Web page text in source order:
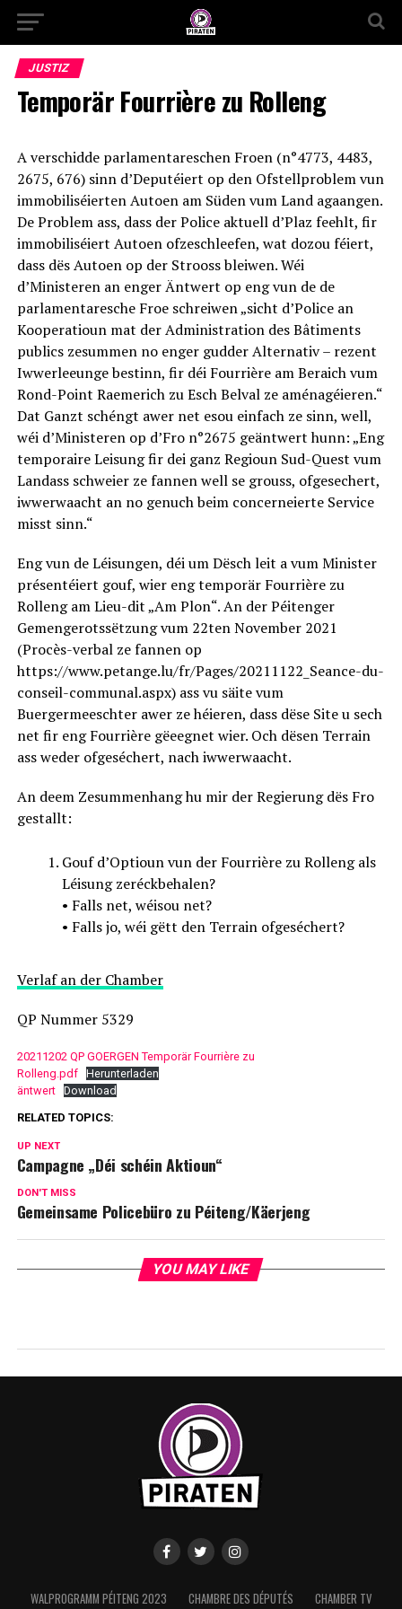
JUSTIZ
Temporär Fourrière zu Rolleng
A verschidde parlamentareschen Froen (n°4773, 4483,
2675, 676) sinn d’Deputéiert op den Ofstellproblem vun
immobiliséierten Autoen am Süden vum Land agaangen.
De Problem ass, dass der Police aktuell d’Plaz feehlt, fir
immobiliséiert Autoen ofzeschleefen, wat dozou féiert,
dass dës Autoen op der Strooss bleiwen. Wéi
d’Ministeren an enger Äntwert op eng vun de de
parlamentaresche Froe schreiwen „sicht d’Police an
Kooperatioun mat der Administration des Bâtiments
publics zesummen no enger gudder Alternativ – rezent
Iwwerleeunge bestinn, fir déi Fourrière am Beraich vum
Rond-Point Raemerich zu Esch Belval ze aménagéieren.“
Dat Ganzt schéngt awer net esou einfach ze sinn, well,
wéi d’Ministeren op d’Fro n°2675 geäntwert hunn: „Eng
temporaire Leisung fir dei ganz Regioun Sud-Quest vum
Landass schweier ze fannen well se grouss, ofgesechert,
iwwerwaacht an no genuch beim concerneierte Service
misst sinn.“
Eng vun de Léisungen, déi um Dësch leit a vum Minister
présentéiert gouf, wier eng temporär Fourrière zu
Rolleng am Lieu-dit „Am Plon“. An der Péitenger
Gemengerotssëtzung vum 22ten November 2021
(Procès-verbal ze fannen op
https://www.petange.lu/fr/Pages/20211122_Seance-du-
conseil-communal.aspx) ass vu säite vum
Buergermeeschter awer ze héieren, dass dëse Site u sech
net fir eng Fourrière gëeegnet wier. Och dësen Terrain
ass weder ofgeséchert, nach iwwerwaacht.
An deem Zesummenhang hu mir der Regierung dës Fro
gestallt:
Gouf d’Optioun vun der Fourrière zu Rolleng als
Léisung zeréckbehalen?
• Falls net, wéisou net?
• Falls jo, wéi gëtt den Terrain ofgeséchert?
Verlaf an der Chamber
QP Nummer 5329
20211202 QP GOERGEN Temporär Fourrière zu
Rolleng.pdf
Herunterladen
äntwert
Download
RELATED TOPICS:
UP NEXT
Campagne „Déi schéin Aktioun“
DON'T MISS
Gemeinsame Policebüro zu Péiteng/Käerjeng
YOU MAY LIKE
WALPROGRAMM PÉITENG 2023 CHAMBRE DES DÉPUTÉS CHAMBER TV